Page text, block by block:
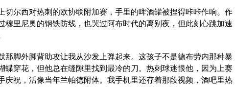
切尔西对热刺的欧协联附加赛，手里的啤酒罐被捏得咔咔作响。作
穆里尼奥的钢铁防线，也哭过阿布时代的离别夜，但此刻心跳加速
那脚外脚背助攻让我从沙发上弹起来。这孩子不是德布劳内那种暴
蝶穿花，但他总在缝隙里找到最冷的刀。热刺球迷恨他，因为上赛
庆祝，活像当年兰帕德附体。我手机里还存着那段视频，酒吧里热